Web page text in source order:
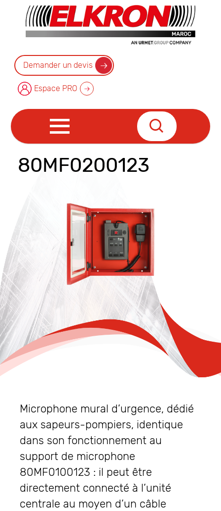
Demander un devis
Espace PRO
80MF0200123
Microphone mural d’urgence, dédié
aux sapeurs-pompiers, identique
dans son fonctionnement au
support de microphone
80MF0100123 : il peut être
directement connecté à l’unité
centrale au moyen d’un câble